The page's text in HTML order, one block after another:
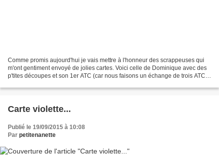
Comme promis aujourd'hui je vais mettre à l'honneur des scrappeuses qui
m'ont gentiment envoyé de jolies cartes. Voici celle de Dominique avec des
p'tites découpes et son 1er ATC (car nous faisons un échange de trois ATC
Carte violette...
Publié le 19/09/2015 à 10:08
Par petitenanette